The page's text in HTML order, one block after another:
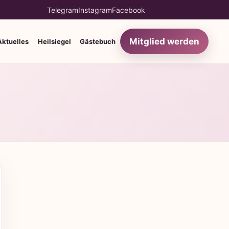
TelegramInstagramFacebook
Heilsiegel Gästebuch Mitglied werden